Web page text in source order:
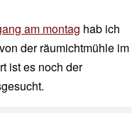
am montag hab ich
der räumichtmühle im
ist es noch der